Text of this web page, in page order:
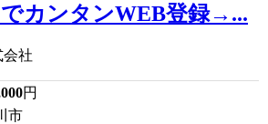
カンタンWEB登録→...
社
円
市